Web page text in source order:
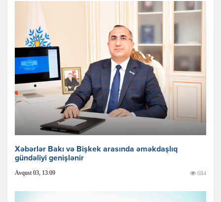
Xəbərlər Bakı və Bişkek arasında əməkdaşlıq
gündəliyi genişlənir
Avqust 03, 13:09 684